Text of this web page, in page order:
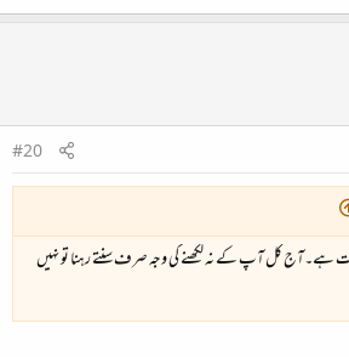
#20
ہے۔آج کل آپ کے نہ لکھنے کی وجہ صرف سنتے رہنا تو نہیں